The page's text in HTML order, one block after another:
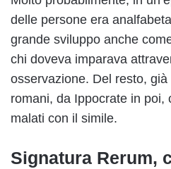
delle persone era
grande sviluppo anche
chi doveva imparava
osservazione. Del resto,
romani, da Ippocrate in poi,
malati con il simile.
Signatura Rerum,